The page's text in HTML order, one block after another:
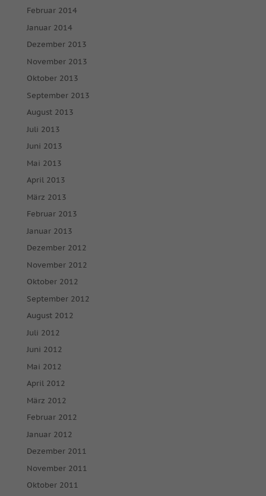
Februar 2014
Januar 2014
Dezember 2013
November 2013
Oktober 2013
September 2013
August 2013
Juli 2013
Juni 2013
Mai 2013
April 2013
März 2013
Februar 2013
Januar 2013
Dezember 2012
November 2012
Oktober 2012
September 2012
August 2012
Juli 2012
Juni 2012
Mai 2012
April 2012
März 2012
Februar 2012
Januar 2012
Dezember 2011
November 2011
Oktober 2011